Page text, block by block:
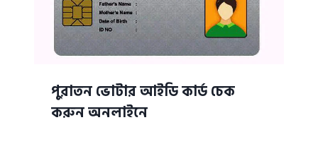
পুরাতন ভোটার আইডি কার্ড চেক
করুন অনলাইনে